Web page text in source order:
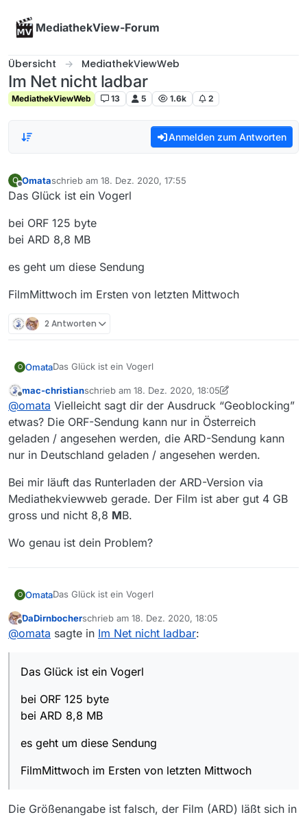
MediathekView-Forum
Übersicht MediathekViewWeb
Im Net nicht ladbar
MediathekViewWeb 13 5 1.6k 2
Anmelden zum Antworten
O
Offline
Omataschrieb am 18. Dez. 2020, 17:55
zuletzt editiert von
Das Glück ist ein Vogerl
bei ORF 125 byte
bei ARD 8,8 MB
es geht um diese Sendung
FilmMittwoch im Ersten von letzten Mittwoch
2 Antworten
O OmataDas Glück ist ein Vogerl
bei ORF 125 byte
bei ARD 8,8 MB
es geht um diese Sendung
FilmMittwoch im Ersten von letzten Mittwoch
Offline
mac-christianschrieb am 18. Dez. 2020, 18:05
zuletzt editiert von mac-christian
@omata Vielleicht sagt dir der Ausdruck “Geoblocking”
etwas? Die ORF-Sendung kann nur in Österreich
geladen / angesehen werden, die ARD-Sendung kann
nur in Deutschland geladen / angesehen werden.
Bei mir läuft das Runterladen der ARD-Version via
Mediathekviewweb gerade. Der Film ist aber gut 4 GB
gross und nicht 8,8 MB.
Wo genau ist dein Problem?
O OmataDas Glück ist ein Vogerl
bei ORF 125 byte
bei ARD 8,8 MB
FilmMittwoch im Ersten von letzten Mittwoch
Offline
DaDirnbocherschrieb am 18. Dez. 2020, 18:05
zuletzt editiert von
@omata sagte in Im Net nicht ladbar:
Das Glück ist ein Vogerl
bei ORF 125 byte
bei ARD 8,8 MB
es geht um diese Sendung
FilmMittwoch im Ersten von letzten Mittwoch
Die Größenangabe ist falsch, der Film (ARD) läßt sich in